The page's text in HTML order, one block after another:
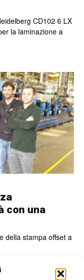
CD102 6 LX
la laminazione a
con una
della stampa offset a